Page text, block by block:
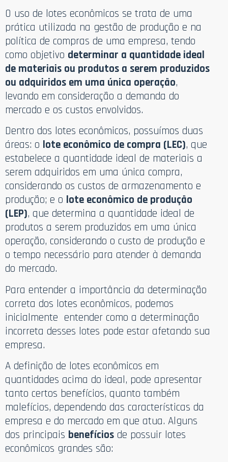
O uso de lotes econômicos se trata de uma
prática utilizada na gestão de produção e na
política de compras de uma empresa, tendo
como objetivo determinar a quantidade ideal
de materiais ou produtos a serem produzidos
ou adquiridos em uma única operação,
levando em consideração a demanda do
mercado e os custos envolvidos.
Dentro dos lotes econômicos, possuímos duas
áreas: o lote econômico de compra (LEC), que
estabelece a quantidade ideal de materiais a
serem adquiridos em uma única compra,
considerando os custos de armazenamento e
produção; e o lote econômico de produção
(LEP), que determina a quantidade ideal de
produtos a serem produzidos em uma única
operação, considerando o custo de produção e
o tempo necessário para atender à demanda
do mercado.
Para entender a importância da determinação
correta dos lotes econômicos, podemos
inicialmente entender como a determinação
incorreta desses lotes pode estar afetando sua
empresa.
A definição de lotes econômicos em
quantidades acima do ideal, pode apresentar
tanto certos benefícios, quanto também
malefícios, dependendo das características da
empresa e do mercado em que atua. Alguns
dos principais benefícios de possuir lotes
econômicos grandes são: